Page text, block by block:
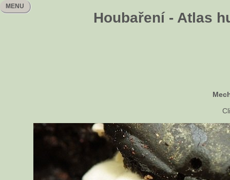
Houbaření - Atlas
MENU